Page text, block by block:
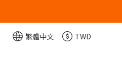
繁體中文 TWD